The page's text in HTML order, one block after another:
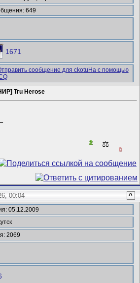
649
1671
Tru Herose
2 ⚖️
0
00:04 ^
05.12.2009
2069